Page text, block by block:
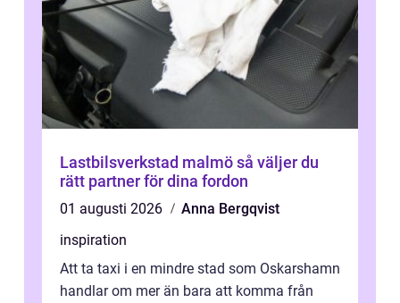
Lastbilsverkstad malmö så väljer du
rätt partner för dina fordon
01 augusti 2026
Anna Bergqvist
inspiration
Att ta taxi i en mindre stad som Oskarshamn
handlar om mer än bara att komma från